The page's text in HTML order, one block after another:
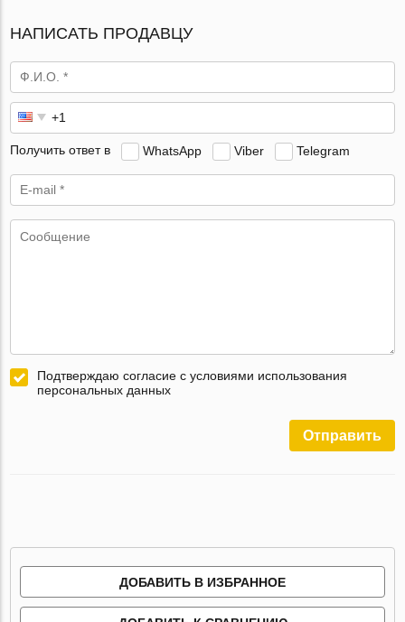
НАПИСАТЬ ПРОДАВЦУ
Получить ответ в WhatsApp Viber Telegram
Подтверждаю согласие с условиями использования
персональных данных
Отправить
ДОБАВИТЬ В ИЗБРАННОЕ